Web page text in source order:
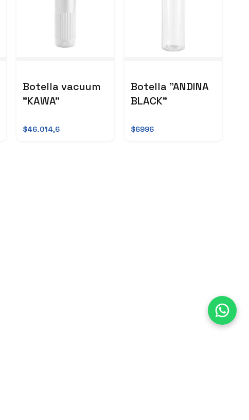
Botella vacuum
"KAWA"
$46.014,6
Botella "ANDINA
BLACK"
$6996